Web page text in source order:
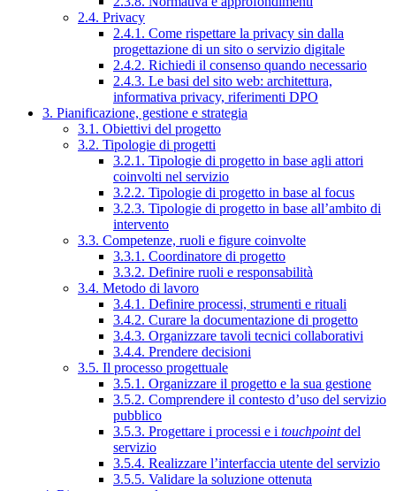
2.4. Privacy
2.4.1. Come rispettare la privacy sin dalla
progettazione di un sito o servizio digitale
2.4.2. Richiedi il consenso quando necessario
2.4.3. Le basi del sito web: architettura,
informativa privacy, riferimenti DPO
3. Pianificazione, gestione e strategia
3.1. Obiettivi del progetto
3.2. Tipologie di progetti
3.2.1. Tipologie di progetto in base agli attori
coinvolti nel servizio
3.2.2. Tipologie di progetto in base al focus
3.2.3. Tipologie di progetto in base all’ambito di
intervento
3.3. Competenze, ruoli e figure coinvolte
3.3.1. Coordinatore di progetto
3.3.2. Definire ruoli e responsabilità
3.4. Metodo di lavoro
3.4.1. Definire processi, strumenti e rituali
3.4.2. Curare la documentazione di progetto
3.4.3. Organizzare tavoli tecnici collaborativi
3.4.4. Prendere decisioni
3.5. Il processo progettuale
3.5.1. Organizzare il progetto e la sua gestione
3.5.2. Comprendere il contesto d’uso del servizio
pubblico
3.5.3. Progettare i processi e i touchpointdel
servizio
3.5.4. Realizzare l’interfaccia utente del servizio
3.5.5. Validare la soluzione ottenuta